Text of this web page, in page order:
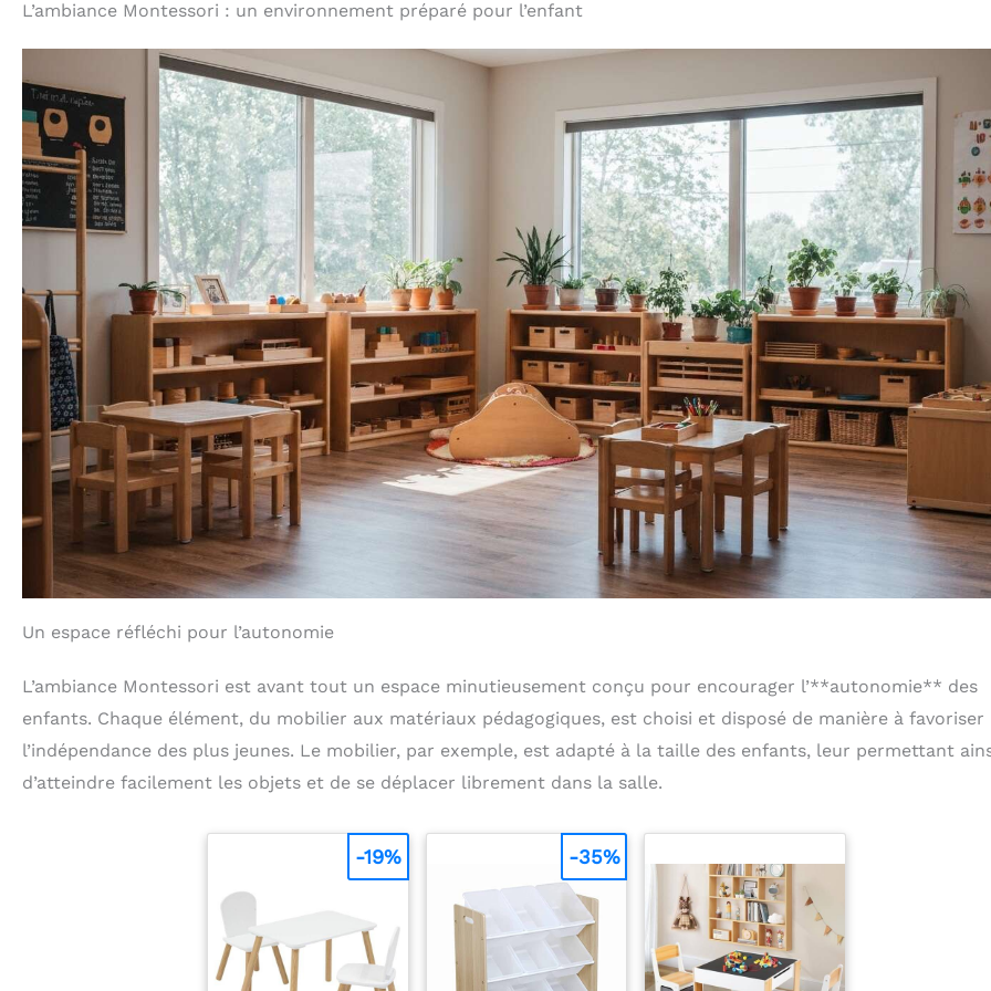
L’ambiance Montessori : un environnement préparé pour l’enfant
Un espace réfléchi pour l’autonomie
L’ambiance Montessori est avant tout un espace minutieusement conçu pour encourager l’**autonomie** des
enfants. Chaque élément, du mobilier aux matériaux pédagogiques, est choisi et disposé de manière à favoriser
l’indépendance des plus jeunes. Le mobilier, par exemple, est adapté à la taille des enfants, leur permettant
d’atteindre facilement les objets et de se déplacer librement dans la salle.
-19% -35%